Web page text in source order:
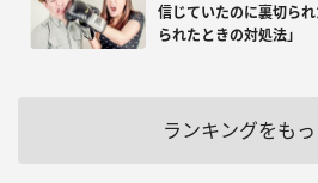
信じていたのに裏切ら
られたときの対処法」
ランキングをも